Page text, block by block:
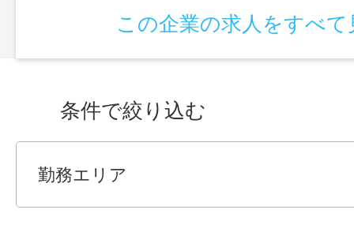
この企業の求人をすべて
条件で絞り込む
勤務エリア